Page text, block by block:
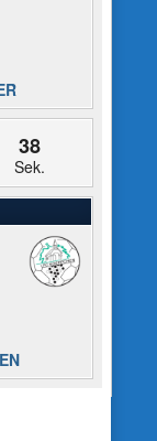
37
Sek.